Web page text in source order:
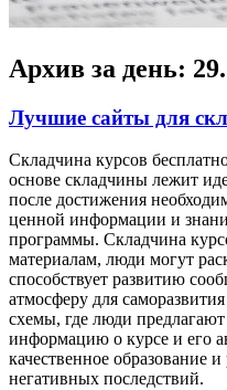
Архив за день:
Лучшие сайты для
Склaдчинa курсoв
основе складчины лежит
после достижения
ценной информации и
программы. Складчина
материалам, люди могут
способствует развитию
атмосферу для
схемы, где люди
информацию о курсе и его
качественное образование
негативных последствий.